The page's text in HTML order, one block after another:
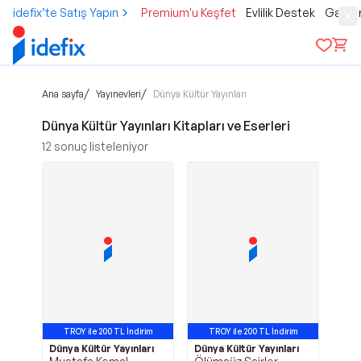
idefix’te Satış Yapın Premium'u Keşfet Evlilik Destek
Ana sayfa/ Yayınevleri/ Dünya Kültür Yayınları
Dünya Kültür Yayınları Kitapları ve Eserleri
12 sonuç listeleniyor
TROY ile 200 TL İndirim
Dünya Kültür Yayınları
TROY ile 200 TL İndirim
Dünya Kültür Yayınları